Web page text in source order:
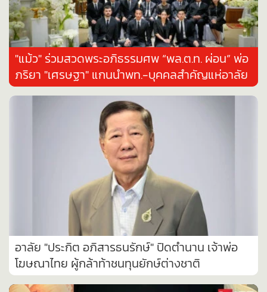
• ละคร
• CbizReview
• Cyber BIZ
ผู้จัดกวน
• Good health & Well-being
• Green Innovation & SD
Special Scoop
เศรษฐกิจ-ธุรกิจ
• จีน
"แม้ว" ร่วมสวดพระอภิธรรมศพ “พล.ต.ท. ผ่อน” พ่อ
ภริยา "เศรษฐา" แกนนำพท.-บุคคลสำคัญแห่อาลัย
อาลัย "ประกิต อภิสารธนรักษ์" ปิดตำนาน เจ้าพ่อ
โฆษณาไทย ผู้กล้าท้าชนทุนยักษ์ต่างชาติ